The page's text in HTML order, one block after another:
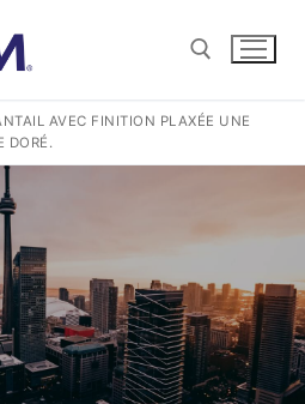
AVEC FINITION PLAXÉE UNE
DORÉ.